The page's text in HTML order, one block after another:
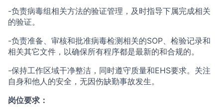
-负责病毒组相关方法的验证管理，及时指导下属完成相关
的验证。
-负责准备、审核和批准病毒检测相关的SOP、检验记录和
相关其它文件，以确保所有程序都是最新的和合规的。
-保持工作区域干净整洁，同时遵守质量和EHS要求。关注
自身和他人的安全，无因伤缺勤事故发生。
岗位要求：